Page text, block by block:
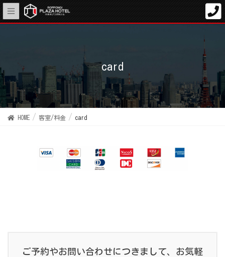
card
HOME 客室/料金 card
ご予約やお問い合わせにつきまして、お気軽